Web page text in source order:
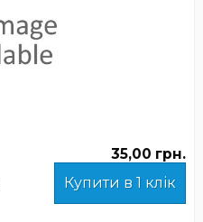
35,00 грн.
Купити в 1 клік